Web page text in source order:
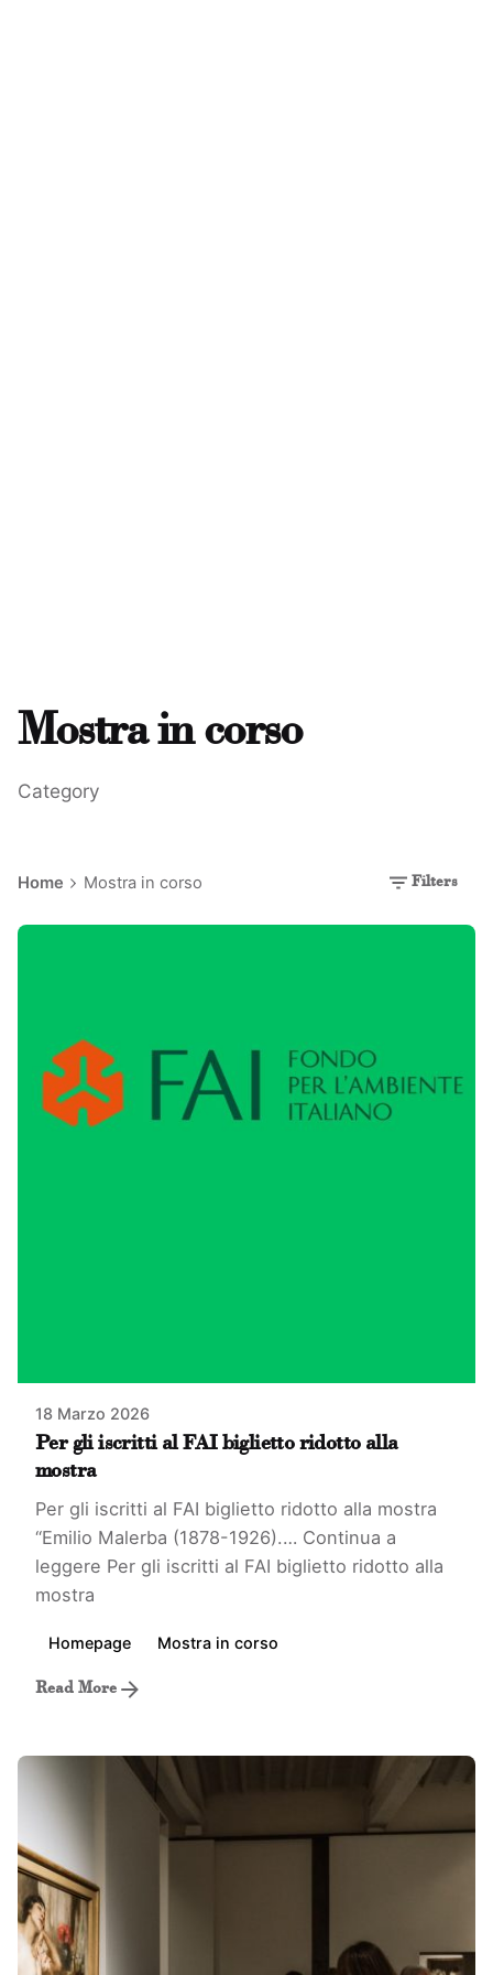
Mostra in corso
Category
Home Mostra in corso Filters
18 Marzo 2026
Per gli iscritti al FAI biglietto ridotto alla
mostra
Per gli iscritti al FAI biglietto ridotto alla mostra
“Emilio Malerba (1878-1926).… Continua a
leggere Per gli iscritti al FAI biglietto ridotto alla
mostra
Homepage Mostra in corso
Read More